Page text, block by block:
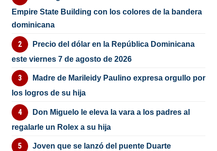
Empire State Building con los colores de la bandera
dominicana
Precio del dólar en la República Dominicana
este viernes 7 de agosto de 2026
Madre de Marileidy Paulino expresa orgullo por
los logros de su hija
Don Miguelo le eleva la vara a los padres al
regalarle un Rolex a su hija
Joven que se lanzó del puente Duarte